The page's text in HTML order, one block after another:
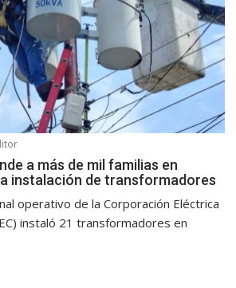
a más de mil familias en
instalación de transformadores
operativo de la Corporación Eléctrica
instaló 21 transformadores en